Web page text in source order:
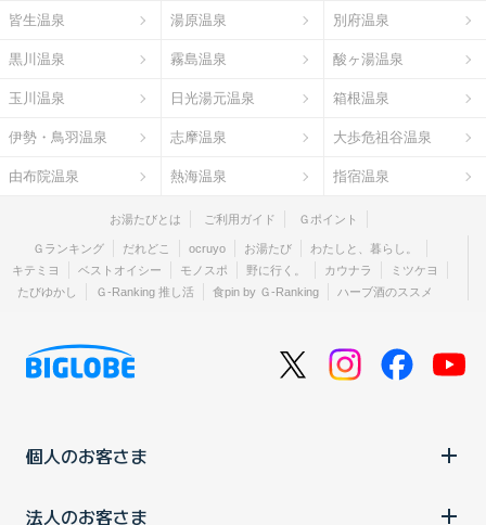
皆生温泉 湯原温泉 別府温泉
黒川温泉 霧島温泉 酸ヶ湯温泉
玉川温泉 日光湯元温泉 箱根温泉
伊勢・鳥羽温泉 志摩温泉 大歩危祖谷温泉
由布院温泉 熱海温泉 指宿温泉
お湯たびとは ご利用ガイド Ｇポイント
Ｇランキング だれどこ ocruyo お湯たび
わたしと、暮らし。
キテミヨ
ベストオイシー モノスポ 野に行く。 カウナラ
ミツケヨ
たびゆかし
Ｇ-Ranking 推し活 食pin by Ｇ-Ranking ハーブ酒のススメ
個人のお客さま
法人のお客さま